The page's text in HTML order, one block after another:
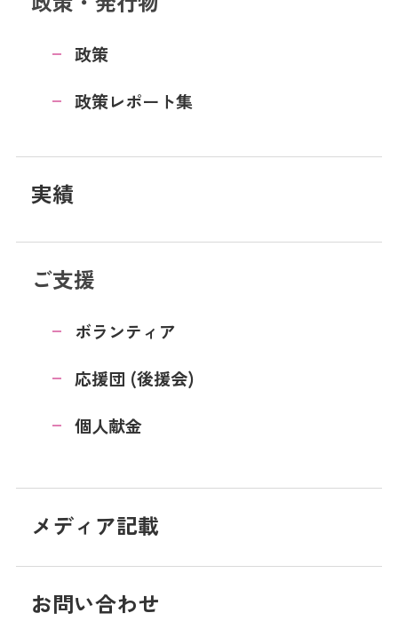
政策
政策レポート集
実績
ご支援
ボランティア
応援団 (後援会)
個人献金
メディア記載
お問い合わせ